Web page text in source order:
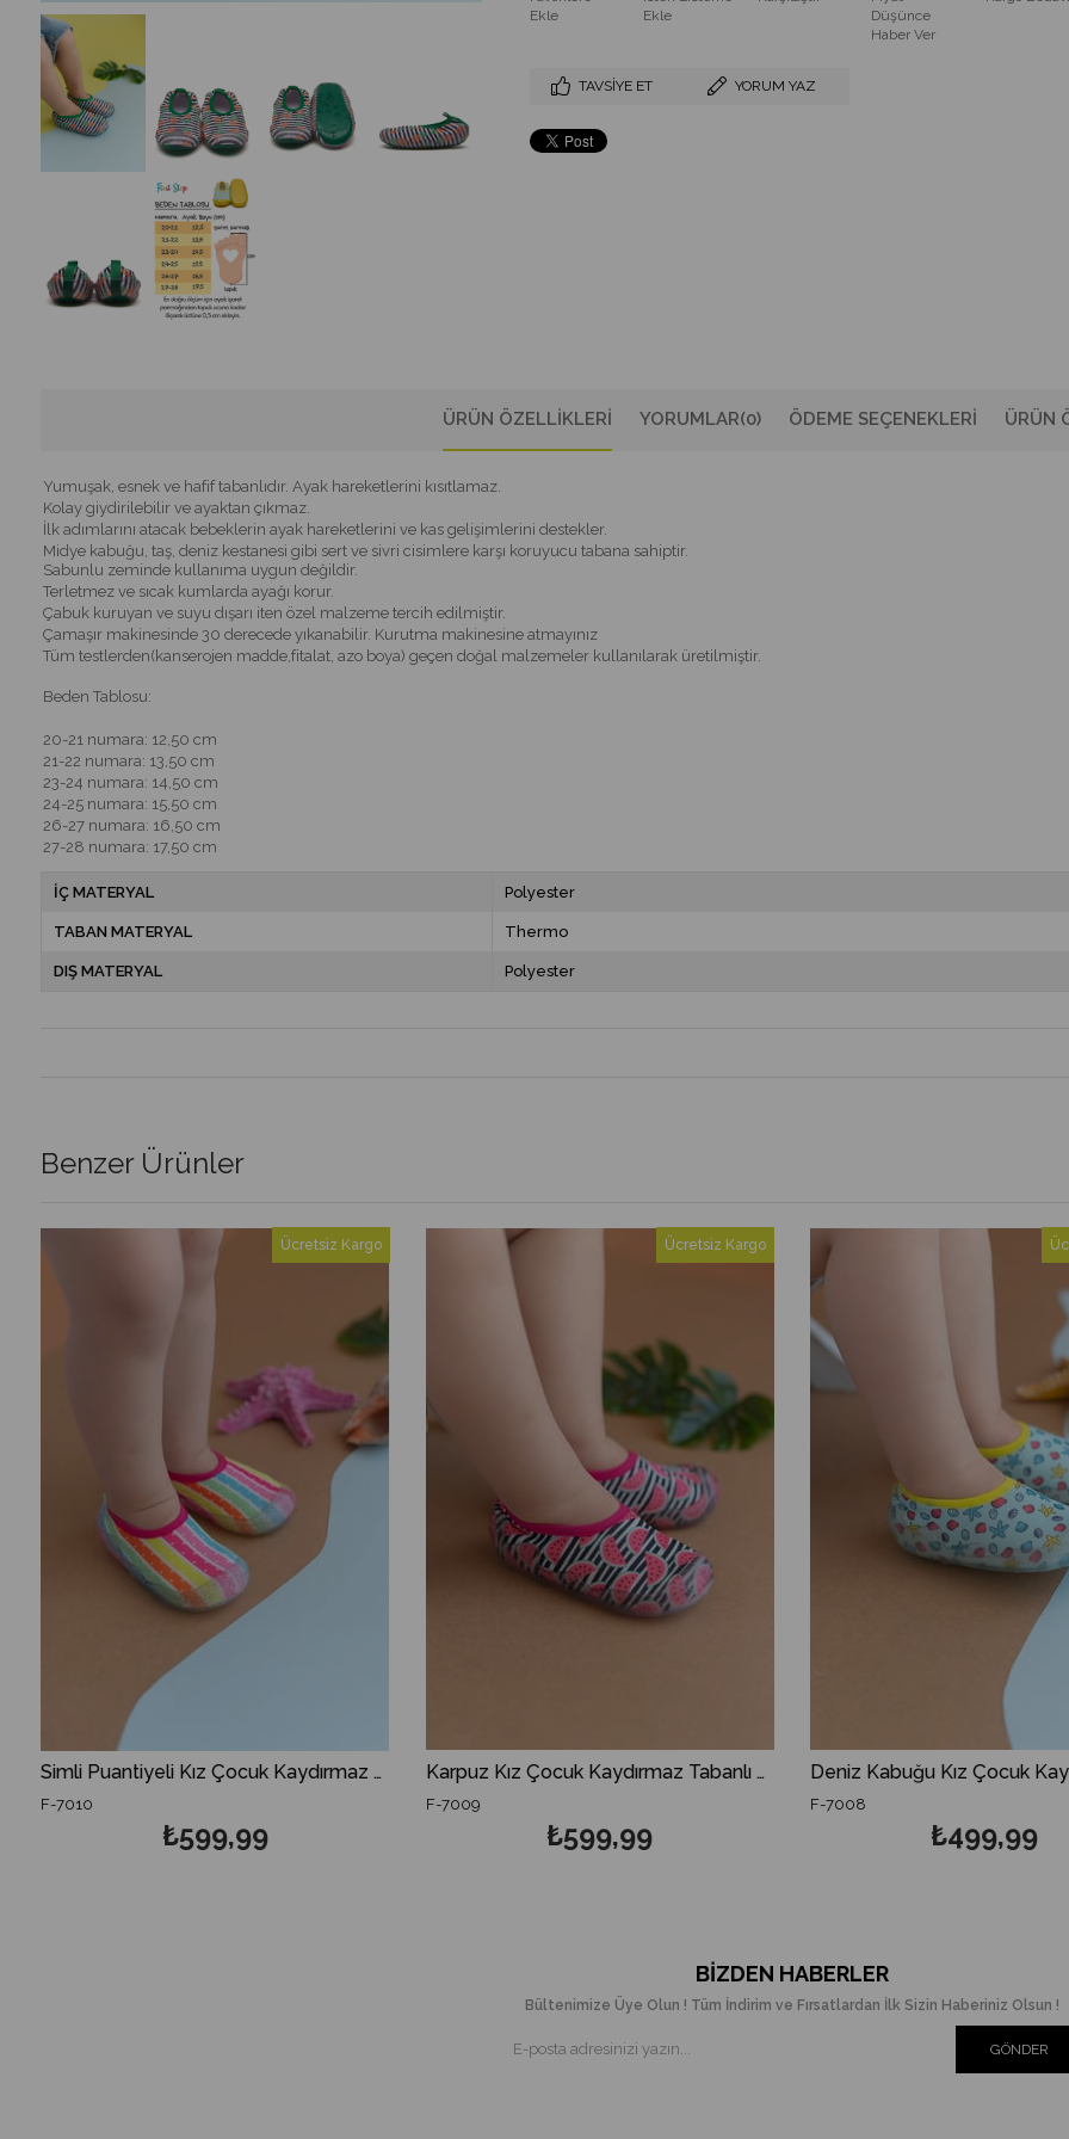
Ekle
Ekle
Düşünce
Haber Ver
TAVSIYE ET YORUM YAZ
ÜRÜN ÖZELLIKLERI YORUMLAR(0) ÖDEME SEÇENEKLERI ÜRÜN
Yumuşak, esnek ve hafif tabanlıdır. Ayak hareketlerini kısıtlamaz.
Kolay giydirilebilir ve ayaktan çıkmaz.
İlk adımlarını atacak bebeklerin ayak hareketlerini ve kas gelişimlerini destekler.
Midye kabuğu, taş, deniz kestanesi gibi sert ve sivri cisimlere karşı koruyucu tabana sahiptir.
Sabunlu zeminde kullanıma uygun değildir.
Terletmez ve sıcak kumlarda ayağı korur.
Çabuk kuruyan ve suyu dışarı iten özel malzeme tercih edilmiştir.
Çamaşır makinesinde 30 derecede yıkanabilir. Kurutma makinesine atmayınız
Tüm testlerden(kanserojen madde,fitalat, azo boya) geçen doğal malzemeler kullanılarak üretilmiştir.
Beden Tablosu:
20-21 numara: 12,50 cm
21-22 numara: 13,50 cm
23-24 numara: 14,50 cm
24-25 numara: 15,50 cm
26-27 numara: 16,50 cm
27-28 numara: 17,50 cm
İÇ MATERYAL Polyester
TABAN MATERYAL Thermo
DIŞ MATERYAL Polyester
Benzer Ürünler
Simli Puantiyeli Kız Çocuk Kaydırmaz Tabanlı Deniz Ayakkabısı Karpuz Kız Çocuk Kaydırmaz Tabanlı Deniz Ayakkabısı
₺599,99
Ücretsiz Kargo
Deniz Kabuğu Kız Çocuk Kaydırmaz Tabanlı Deniz Ayakkabısı
₺499,99
Ücretsiz Kargo
BIZDEN HABERLER
Bültenimize Üye Olun ! Tüm İndirim ve Fırsatlardan İlk Sizin Haberiniz Olsun !
GÖNDER